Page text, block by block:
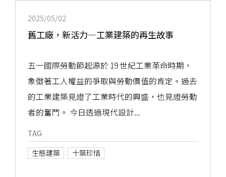
2025/05/02
舊工廠，新活力—工業建築的再生故事
五一國際勞動節起源於 19 世紀工業革命時期，
象徵著工人權益的爭取與勞動價值的肯定。過去
的工業建築見證了工業時代的興盛，也見證勞動
者的奮鬥。 今日透過現代設計...
TAG
生態建築
十築珍惜